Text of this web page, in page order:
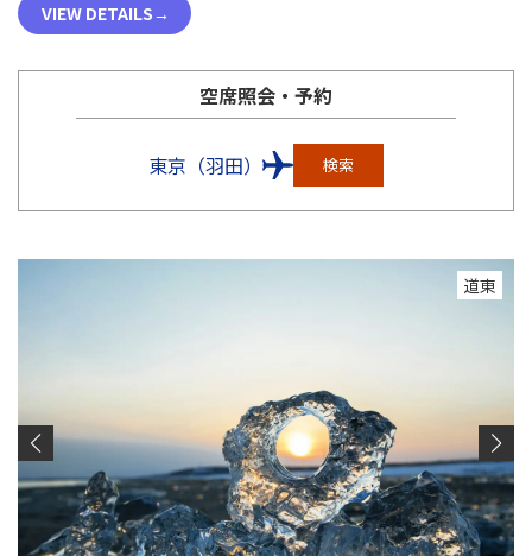
VIEW DETAILS
空席照会・予約
東京（羽田） 検索
道東